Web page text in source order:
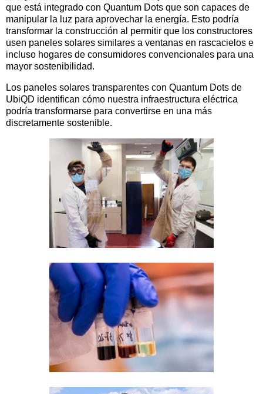
que está integrado con Quantum Dots que son capaces de
manipular la luz para aprovechar la energía. Esto podría
transformar la construcción al permitir que los constructores
usen paneles solares similares a ventanas en rascacielos e
incluso hogares de consumidores convencionales para una
mayor sostenibilidad.
Los paneles solares transparentes con Quantum Dots de
UbiQD identifican cómo nuestra infraestructura eléctrica
podría transformarse para convertirse en una más
discretamente sostenible.